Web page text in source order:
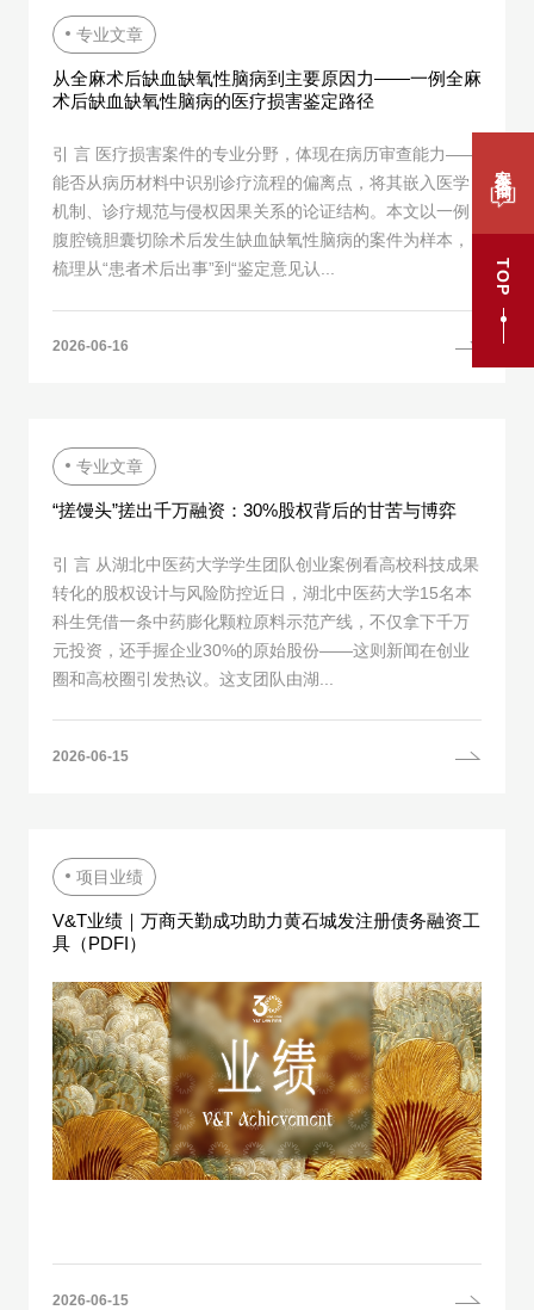
案件咨询
TOP
专业文章
从全麻术后缺血缺氧性脑病到主要原因力——一例全麻
术后缺血缺氧性脑病的医疗损害鉴定路径
引 言 医疗损害案件的专业分野，体现在病历审查能力——
能否从病历材料中识别诊疗流程的偏离点，将其嵌入医学
机制、诊疗规范与侵权因果关系的论证结构。本文以一例
腹腔镜胆囊切除术后发生缺血缺氧性脑病的案件为样本，
梳理从“患者术后出事”到“鉴定意见认...
2026-06-16
专业文章
“搓馒头”搓出千万融资：30%股权背后的甘苦与博弈
引 言 从湖北中医药大学学生团队创业案例看高校科技成果
转化的股权设计与风险防控近日，湖北中医药大学15名本
科生凭借一条中药膨化颗粒原料示范产线，不仅拿下千万
元投资，还手握企业30%的原始股份——这则新闻在创业
圈和高校圈引发热议。这支团队由湖...
2026-06-15
项目业绩
V&T业绩｜万商天勤成功助力黄石城发注册债务融资工
具（PDFI）
2026-06-15